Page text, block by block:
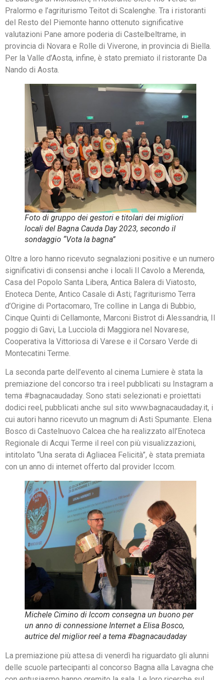
Pralormo e l’agriturismo Teitot di Scalenghe. Tra i ristoranti
del Resto del Piemonte hanno ottenuto significative
valutazioni Pane amore poderia di Castelbeltrame, in
provincia di Novara e Rolle di Viverone, in provincia di Biella.
Per la Valle d’Aosta, infine, è stato premiato il ristorante Da
Nando di Aosta.
Foto di gruppo dei gestori e titolari dei migliori
locali del Bagna Cauda Day 2023, secondo il
sondaggio “Vota la bagna”
Oltre a loro hanno ricevuto segnalazioni positive e un numero
significativi di consensi anche i locali Il Cavolo a Merenda,
Casa del Popolo Santa Libera, Antica Balera di Viatosto,
Enoteca Dente, Antico Casale di Asti; l’agriturismo Terra
d’Origine di Portacomaro, Tre colline in Langa di Bubbio,
Cinque Quinti di Cellamonte, Marconi Bistrot di Alessandria, Il
poggio di Gavi, La Lucciola di Maggiora nel Novarese,
Cooperativa la Vittoriosa di Varese e il Corsaro Verde di
Montecatini Terme.
La seconda parte dell’evento al cinema Lumiere è stata la
premiazione del concorso tra i reel pubblicati su Instagram a
tema #bagnacaudaday. Sono stati selezionati e proiettati
dodici reel, pubblicati anche sul sito www.bagnacaudaday.it, i
cui autori hanno ricevuto un magnum di Asti Spumante. Elena
Bosco di Castelnuovo Calcea che ha realizzato all’Enoteca
Regionale di Acqui Terme il reel con più visualizzazioni,
intitolato “Una serata di Agliacea Felicità”, è stata premiata
con un anno di internet offerto dal provider Iccom.
Michele Cimino di Iccom consegna un buono per
un anno di connessione Internet a Elisa Bosco,
autrice del miglior reel a tema #bagnacaudaday
La premiazione più attesa di venerdì ha riguardato gli alunni
delle scuole partecipanti al concorso Bagna alla Lavagna che